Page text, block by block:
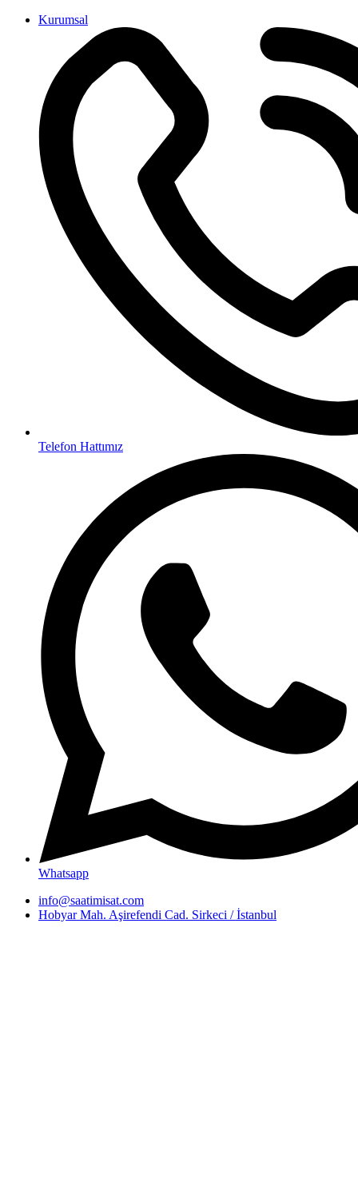
İçeriğeKurumsal
Telefon Hattımız
Whatsapp
info@saatimisat.com
Hobyar Mah. Aşirefendi Cad. Sirkeci / İstanbul